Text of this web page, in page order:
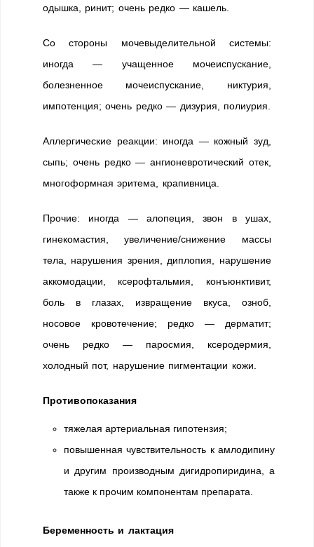
одышка, ринит; очень редко — кашель.
Со стороны мочевыделительной системы:
иногда — учащенное мочеиспускание,
болезненное мочеиспускание, никтурия,
импотенция; очень редко — дизурия, полиурия.
Аллергические реакции: иногда — кожный зуд,
сыпь; очень редко — ангионевротический отек,
многоформная эритема, крапивница.
Прочие: иногда — алопеция, звон в ушах,
гинекомастия, увеличение/снижение массы
тела, нарушения зрения, диплопия, нарушение
аккомодации, ксерофтальмия, конъюнктивит,
боль в глазах, извращение вкуса, озноб,
носовое кровотечение; редко — дерматит;
очень редко — паросмия, ксеродермия,
холодный пот, нарушение пигментации кожи.
Противопоказания
тяжелая артериальная гипотензия;
повышенная чувствительность к амлодипину
и другим производным дигидропиридина, а
также к прочим компонентам препарата.
Беременность и лактация